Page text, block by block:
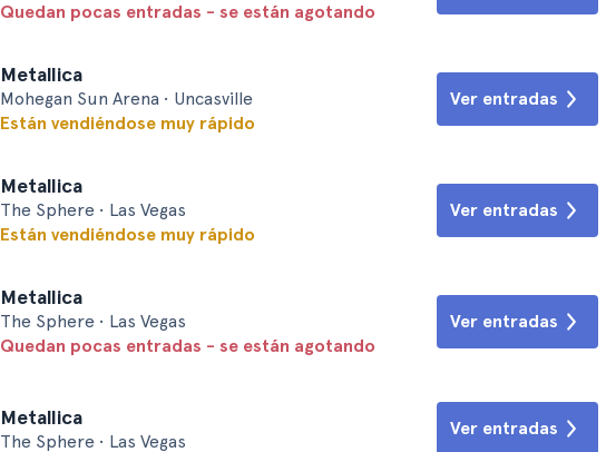
Quedan pocas entradas - se están agotando
Metallica
Mohegan Sun Arena • Uncasville
Están vendiéndose muy rápido
Ver entradas
Metallica
The Sphere • Las Vegas
Están vendiéndose muy rápido
Ver entradas
Metallica
The Sphere • Las Vegas
Quedan pocas entradas - se están agotando
Ver entradas
Metallica
The Sphere • Las Vegas
Ver entradas